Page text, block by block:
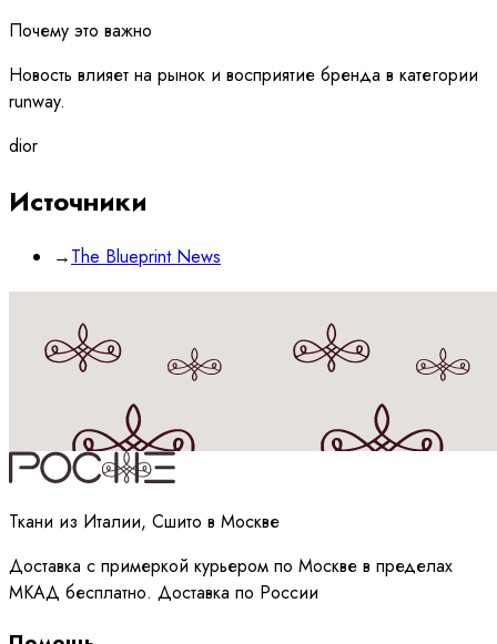
Почему это важно
Новость влияет на рынок и восприятие бренда в категории
runway.
dior
Источники
→The Blueprint News
Принимаюполитикуобработки данных
Ткани из Италии, Сшито в Москве
Доставка с примеркой курьером по Москве в пределах
МКАД бесплатно. Доставка по России